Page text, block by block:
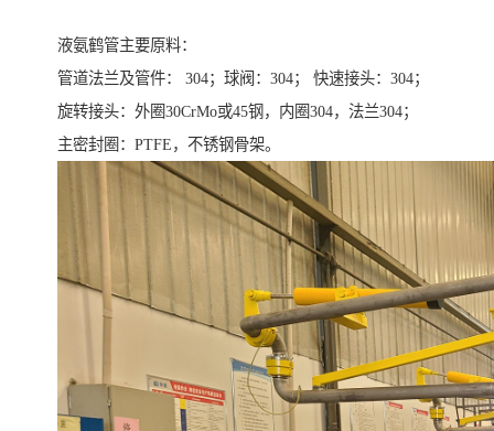
液氨鹤管主要原料：
管道法兰及管件： 304；球阀：304； 快速接头：304；
旋转接头：外圈30CrMo或45钢，内圈304，法兰304；
主密封圈：PTFE，不锈钢骨架。